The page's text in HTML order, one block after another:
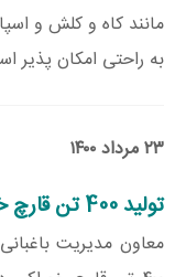
مانند کاه و کلش و
به راحتی امکان پذیر
۲۳ مرداد ۱۴۰۰
تولید 400 تن قارچ خوراکی
معاون مدیریت